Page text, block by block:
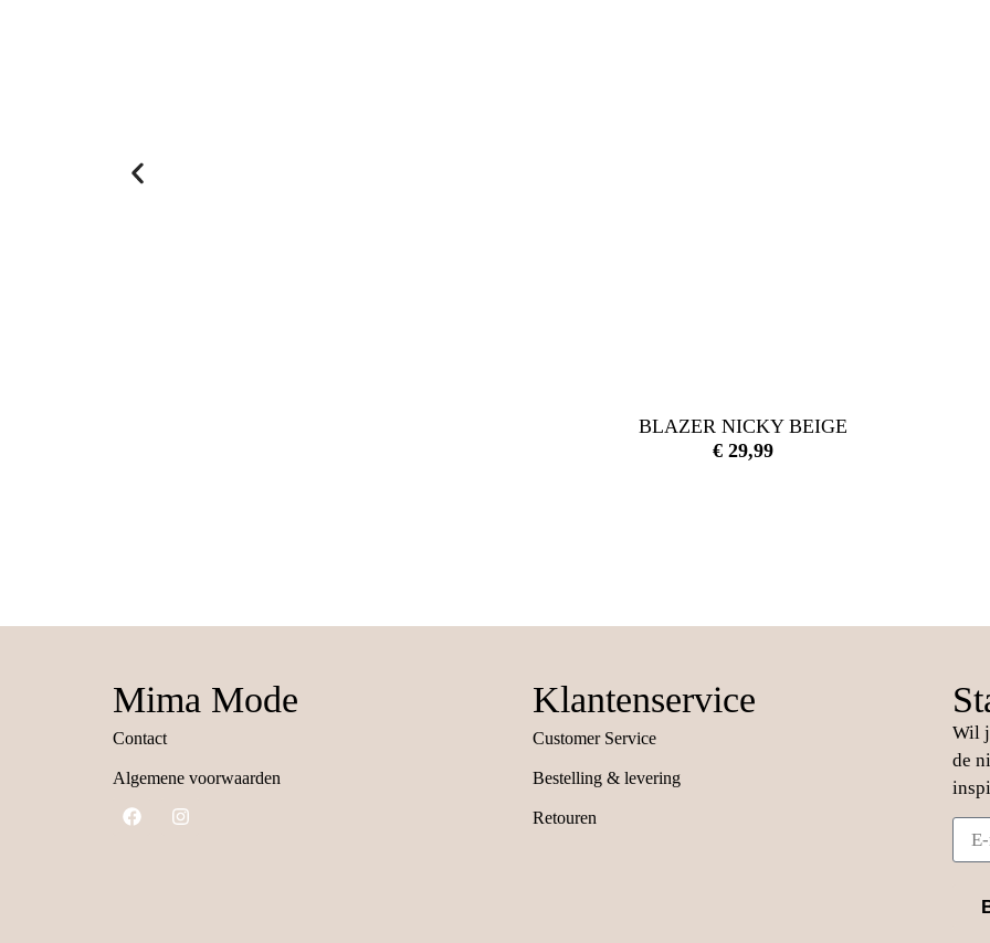
BLAZER NICKY BEIGE
€29,99
Mima Mode
Contact
Algemene voorwaarden
Klantenservice
Customer Service
Bestelling & levering
Retouren
Wil
de